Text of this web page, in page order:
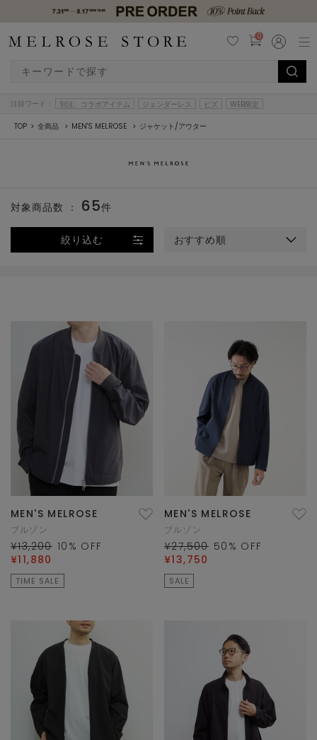
0
注目ワード： 別注、コラボアイテム ジェンダーレス ビズ WEB限定
TOP 全商品 MEN'S MELROSE ジャケット/アウター
絞り込む おすすめ順
対象商品数 ： 65件
MEN'S MELROSE
ブルゾン
¥13,200 10 % OFF
¥11,880
TIME SALE
MEN'S MELROSE
ブルゾン
¥27,500 50 % OFF
¥13,750
SALE